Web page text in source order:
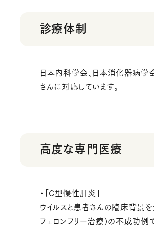
診療体制
日本内科学会、日本消化器病学
さんに対応しています。
高度な専門医療
・「C型慢性肝炎」
ウイルスと患者さんの臨床背景
フェロンフリー治療）の不成功